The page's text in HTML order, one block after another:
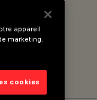
appareil
marketing.
cookies